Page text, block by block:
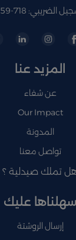
718-859-672
المزيد عنا
عن شفاء
Our Impact
المدونة
تواصل معنا
تملك صيدلية ؟
سهلناها عليك
إرسال الروشتة